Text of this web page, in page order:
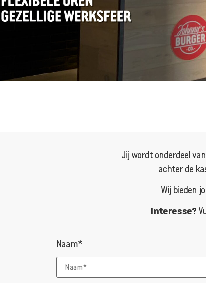
Jij wordt onderdeel
achter de
Wij bieden
Interesse?
Naam*